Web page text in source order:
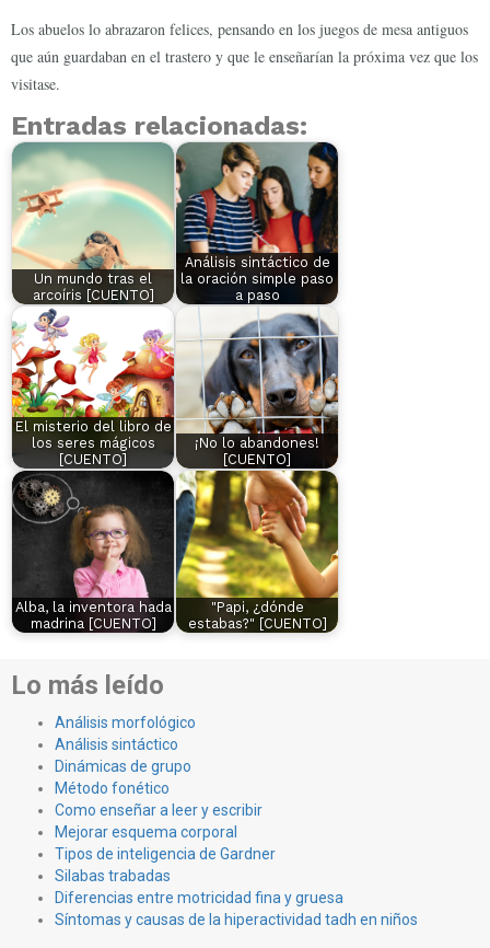
Los abuelos lo abrazaron felices, pensando en los juegos de mesa antiguos
que aún guardaban en el trastero y que le enseñarían la próxima vez que los
visitase.
Entradas relacionadas:
Un mundo tras el
arcoíris [CUENTO]
Análisis sintáctico de
la oración simple paso
a paso
El misterio del libro de
los seres mágicos
[CUENTO]
¡No lo abandones!
[CUENTO]
Alba, la inventora hada
madrina [CUENTO]
"Papi, ¿dónde
estabas?" [CUENTO]
Lo más leído
Análisis morfológico
Análisis sintáctico
Dinámicas de grupo
Método fonético
Como enseñar a leer y escribir
Mejorar esquema corporal
Tipos de inteligencia de Gardner
Silabas trabadas
Diferencias entre motricidad fina y gruesa
Síntomas y causas de la hiperactividad tadh en niños